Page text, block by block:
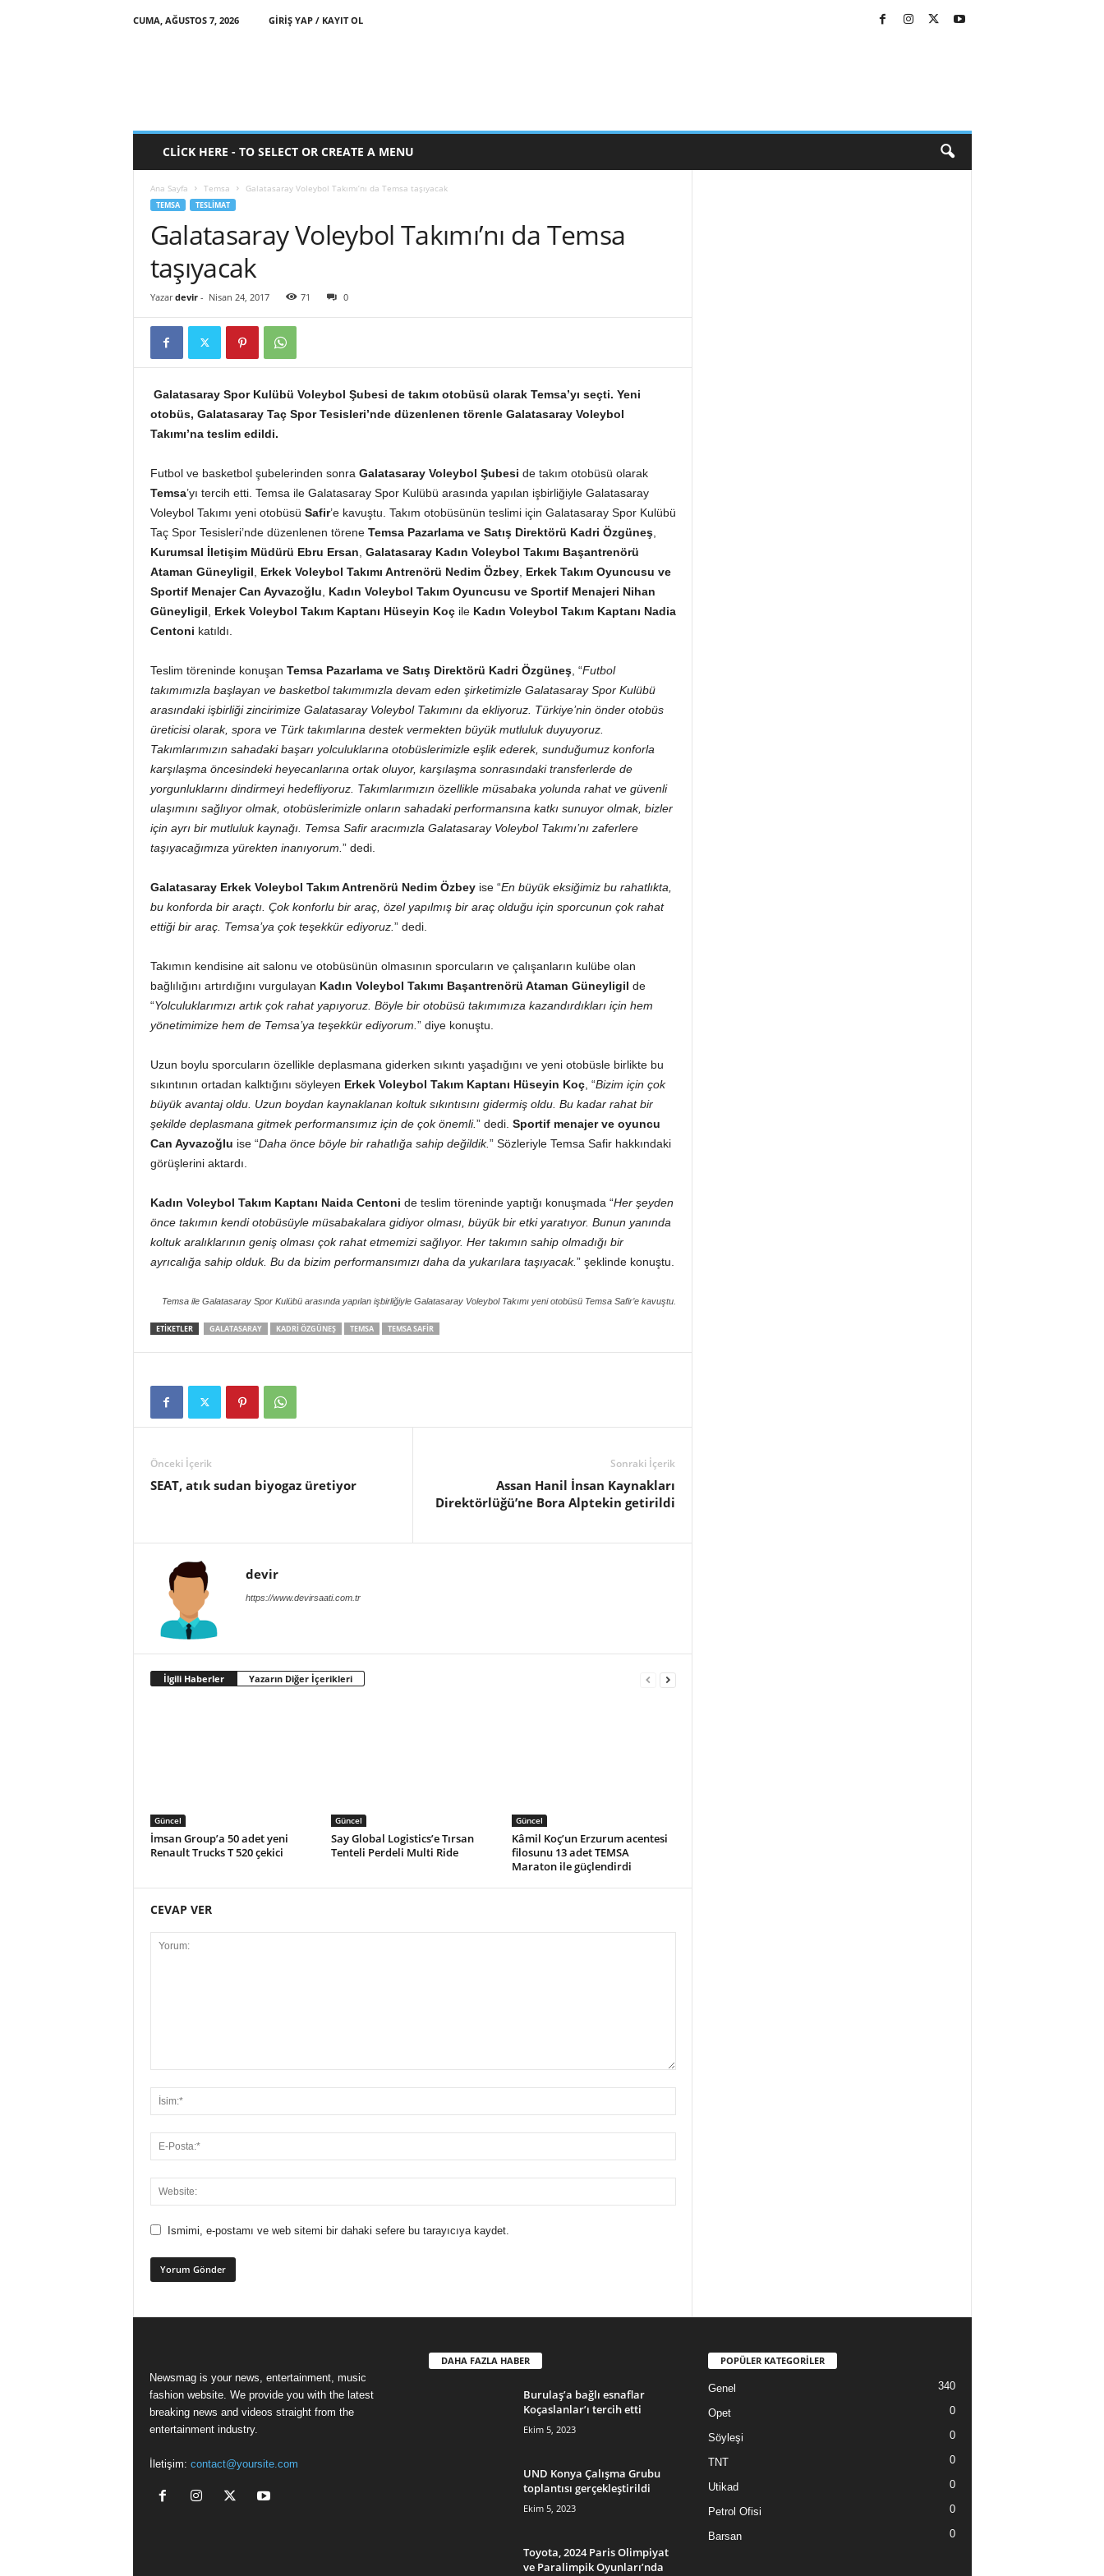
CUMA, AĞUSTOS 7, 2026 GIRIŞ YAP / KAYIT OL
CLICK HERE - TO SELECT OR CREATE A MENU
Ana Sayfa Temsa Galatasaray Voleybol Takımı’nı da Temsa taşıyacak
TEMSA TESLIMAT
Galatasaray Voleybol Takımı’nı da Temsa
taşıyacak
Yazar devir- Nisan 24, 2017 71 0
Galatasaray Spor Kulübü Voleybol Şubesi de takım otobüsü olarak Temsa’yı seçti. Yeni
otobüs, Galatasaray Taç Spor Tesisleri’nde düzenlenen törenle Galatasaray Voleybol
Takımı’na teslim edildi.
Futbol ve basketbol şubelerinden sonra Galatasaray Voleybol Şubesi de takım otobüsü olarak
Temsa’yı tercih etti. Temsa ile Galatasaray Spor Kulübü arasında yapılan işbirliğiyle Galatasaray
Voleybol Takımı yeni otobüsü Safir’e kavuştu. Takım otobüsünün teslimi için Galatasaray Spor Kulübü
Taç Spor Tesisleri’nde düzenlenen törene Temsa Pazarlama ve Satış Direktörü Kadri Özgüneş,
Kurumsal İletişim Müdürü Ebru Ersan Galatasaray Kadın Voleybol Takımı Başantrenörü
Ataman Güneyligil
Erkek Voleybol Takımı Antrenörü Nedim Özbey, Erkek Takım Oyuncusu ve
Sportif Menajer Can Ayvazoğlu
Kadın Voleybol Takım Oyuncusu ve Sportif Menajeri Nihan
Güneyligil
Erkek Voleybol Takım Kaptanı Hüseyin Koçile Kadın Voleybol Takım Kaptanı Nadia
Centoni katıldı.
Teslim töreninde konuşan Temsa Pazarlama ve Satış Direktörü Kadri Özgüneş, “Futbol
takımımızla başlayan ve basketbol takımımızla devam eden şirketimizle Galatasaray Spor Kulübü
arasındaki işbirliği zincirimize Galatasaray Voleybol Takımını da ekliyoruz. Türkiye’nin önder otobüs
üreticisi olarak, spora ve Türk takımlarına destek vermekten büyük mutluluk duyuyoruz.
Takımlarımızın sahadaki başarı yolculuklarına otobüslerimizle eşlik ederek, sunduğumuz konforla
karşılaşma öncesindeki heyecanlarına ortak oluyor, karşılaşma sonrasındaki transferlerde de
yorgunluklarını dindirmeyi hedefliyoruz. Takımlarımızın özellikle müsabaka yolunda rahat ve güvenli
ulaşımını sağlıyor olmak, otobüslerimizle onların sahadaki performansına katkı sunuyor olmak, bizler
için ayrı bir mutluluk kaynağı. Temsa Safir aracımızla Galatasaray Voleybol Takımı’nı zaferlere
taşıyacağımıza yürekten inanıyorum. ” dedi.
Galatasaray Erkek Voleybol Takım Antrenörü Nedim Özbeyise “En büyük eksiğimiz bu rahatlıkta,
bu konforda bir araçtı. Çok konforlu bir araç, özel yapılmış bir araç olduğu için sporcunun çok rahat
ettiği bir araç. Temsa’ya çok teşekkür ediyoruz. ” dedi.
Takımın kendisine ait salonu ve otobüsünün olmasının sporcuların ve çalışanların kulübe olan
bağlılığını artırdığını vurgulayan Kadın Voleybol Takımı Başantrenörü Ataman Güneyligil de
“Yolculuklarımızı artık çok rahat yapıyoruz. Böyle bir otobüsü takımımıza kazandırdıkları için hem
yönetimimize hem de Temsa’ya teşekkür ediyorum. ” diye konuştu.
Uzun boylu sporcuların özellikle deplasmana giderken sıkıntı yaşadığını ve yeni otobüsle birlikte bu
sıkıntının ortadan kalktığını söyleyen Erkek Voleybol Takım Kaptanı Hüseyin Koç, “Bizim için çok
büyük avantaj oldu. Uzun boydan kaynaklanan koltuk sıkıntısını gidermiş oldu. Bu kadar rahat bir
şekilde deplasmana gitmek performansımız için de çok önemli.” dedi. Sportif menajer ve oyuncu
Can Ayvazoğlu ise “Daha önce böyle bir rahatlığa sahip değildik.” Sözleriyle Temsa Safir hakkındaki
görüşlerini aktardı.
Kadın Voleybol Takım Kaptanı Naida Centoni de teslim töreninde yaptığı konuşmada “Her şeyden
önce takımın kendi otobüsüyle müsabakalara gidiyor olması, büyük bir etki yaratıyor. Bunun yanında
koltuk aralıklarının geniş olması çok rahat etmemizi sağlıyor. Her takımın sahip olmadığı bir
ayrıcalığa sahip olduk. Bu da bizim performansımızı daha da yukarılara taşıyacak.” şeklinde konuştu.
Temsa ile Galatasaray Spor Kulübü arasında yapılan işbirliğiyle Galatasaray Voleybol Takımı yeni otobüsü Temsa Safir’e kavuştu.
ETIKETLER GALATASARAY KADRI ÖZGÜNEŞ TEMSA TEMSA SAFIR
Önceki İçerik
SEAT, atık sudan biyogaz üretiyor
Sonraki İçerik
Assan Hanil İnsan Kaynakları
Direktörlüğü’ne Bora Alptekin getirildi
devir
https://www.devirsaati.com.tr
İlgili Haberler Yazarın Diğer İçerikleri
Güncel
İmsan Group’a 50 adet yeni
Renault Trucks T 520 çekici
Güncel
Say Global Logistics’e Tırsan
Tenteli Perdeli Multi Ride
Güncel
Kâmil Koç’un Erzurum acentesi
filosunu 13 adet TEMSA
Maraton ile güçlendirdi
CEVAP VER
Ismimi, e-postamı ve web sitemi bir dahaki sefere bu tarayıcıya kaydet.
Newsmag is your news, entertainment, music
fashion website. We provide you with the latest
breaking news and videos straight from the
entertainment industry.
İletişim: contact@yoursite.com
DAHA FAZLA HABER
Burulaş’a bağlı esnaflar
Koçaslanlar’ı tercih etti
Ekim 5, 2023
UND Konya Çalışma Grubu
toplantısı gerçekleştirildi
Ekim 5, 2023
Toyota, 2024 Paris Olimpiyat
ve Paralimpik Oyunları’nda
POPÜLER KATEGORİLER
Genel 340
Opet 0
Söyleşi 0
TNT 0
Utikad 0
Petrol Ofisi 0
Barsan 0